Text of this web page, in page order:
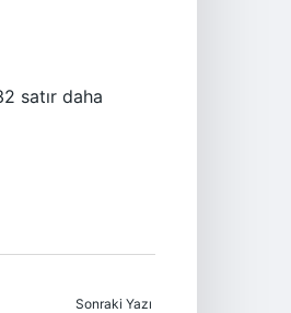
satır daha
Sonraki Yazı